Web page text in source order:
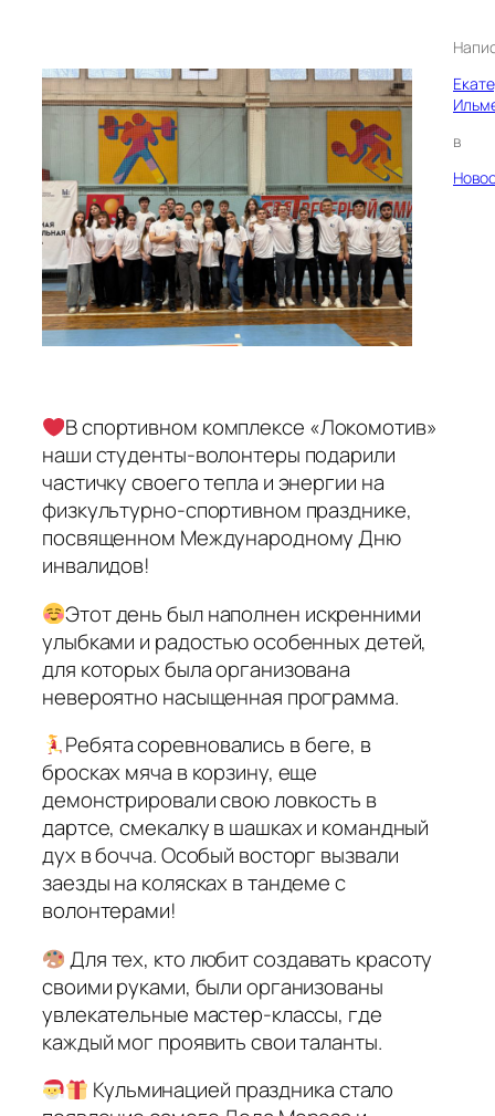
в
В спортивном комплексе «Локомотив»
наши студенты-волонтеры подарили
частичку своего тепла и энергии на
физкультурно-спортивном празднике,
посвященном Международному Дню
инвалидов!
Этот день был наполнен искренними
улыбками и радостью особенных детей,
для которых была организована
невероятно насыщенная программа.
Ребята соревновались в беге, в
бросках мяча в корзину, еще
демонстрировали свою ловкость в
дартсе, смекалку в шашках и командный
дух в бочча. Особый восторг вызвали
заезды на колясках в тандеме с
волонтерами!
Для тех, кто любит создавать красоту
своими руками, были организованы
увлекательные мастер-классы, где
каждый мог проявить свои таланты.
Кульминацией праздника стало